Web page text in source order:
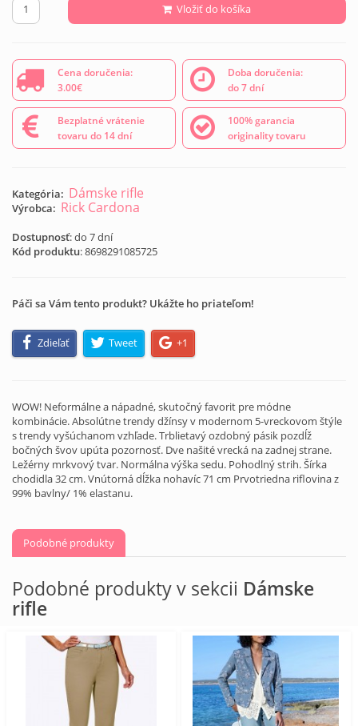
Vložiť do košíka
Cena doručenia:
3.00€
Doba doručenia:
do 7 dní
Bezplatné vrátenie
tovaru do 14 dní
100% garancia
originality tovaru
Kategória: Dámske rifle
Výrobca: Rick Cardona
Dostupnosť: do 7 dní
Kód produktu:8698291085725
Páči sa Vám tento produkt? Ukážte ho priateľom!
Zdieľať Tweet +1
WOW! Neformálne a nápadné, skutočný favorit pre módne
kombinácie. Absolútne trendy džínsy v modernom 5-vreckovom štýle
s trendy vyšúchanom vzhľade. Trblietavý ozdobný pásik pozdĺž
bočných švov upúta pozornosť. Dve našité vrecká na zadnej strane.
Ležérny mrkvový tvar. Normálna výška sedu. Pohodlný strih. Šírka
chodidla 32 cm. Vnútorná dĺžka nohavíc 71 cm Prvotriedna riflovina z
99% bavlny/ 1% elastanu.
Podobné produkty
Podobné produkty v sekcii Dámske
rifle